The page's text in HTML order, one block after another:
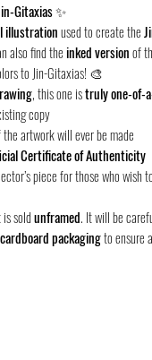
Gitaxias✨
illustrationused to create the
also find the inked versionof
to Jin-Gitaxias! 🎨
, this one istruly one-of-
copy
artwork will ever be made
Certificate of Authenticity
piece for those who wish
soldunframed. It will be
packagingto ensure